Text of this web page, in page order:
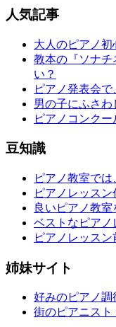
人気記事
大人のピアノ初
教本の『ソナチ
い？
ピアノ発表会
男の子にふさわ
ピアノコンクー
豆知識
ピアノ教室で
ピアノレッス
良いピアノ教室
ベストなピア
ピアノレッス
姉妹サイト
好みのピアノ調
街のピアニスト